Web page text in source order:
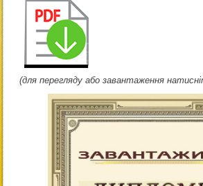
(для перегляду або завантаження